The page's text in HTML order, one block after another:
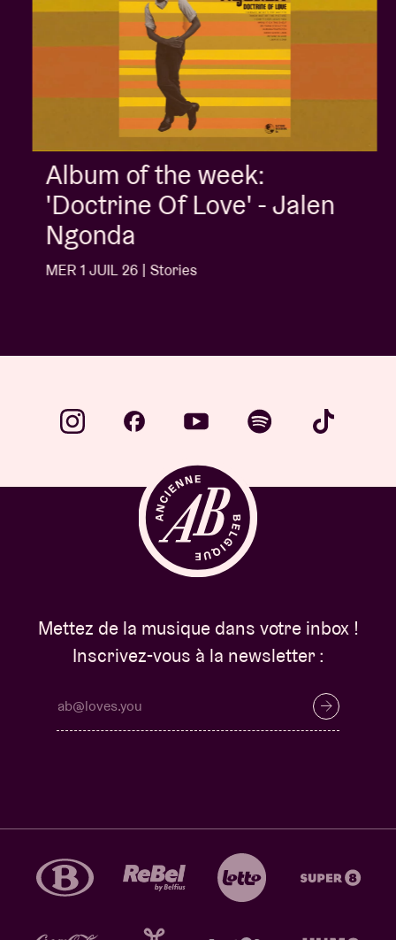
Album of the week:
'Doctrine Of Love' - Jalen
Ngonda
MER 1 JUIL 26 | Stories
Mettez de la musique dans votre inbox !
Inscrivez-vous à la newsletter :